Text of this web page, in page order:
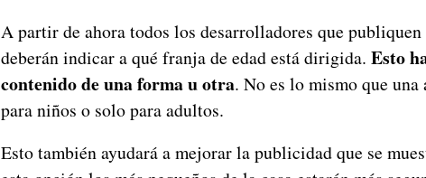
A partir de ahora todos los desarrolladores que
deberán indicar a qué franja de edad está dirigida. Esto
contenido de una forma u otra. No es lo mismo que
para niños o solo para adultos.
Esto también ayudará a mejorar la publicidad que se